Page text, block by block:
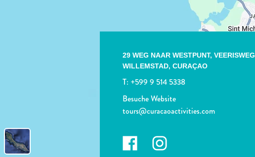
29 WEG NAAR WESTPUNT, VEERISWEG
WILLEMSTAD, CURAÇAO
T: +599 9 514 5338
Besuche Website
tours@curacaoactivities.com